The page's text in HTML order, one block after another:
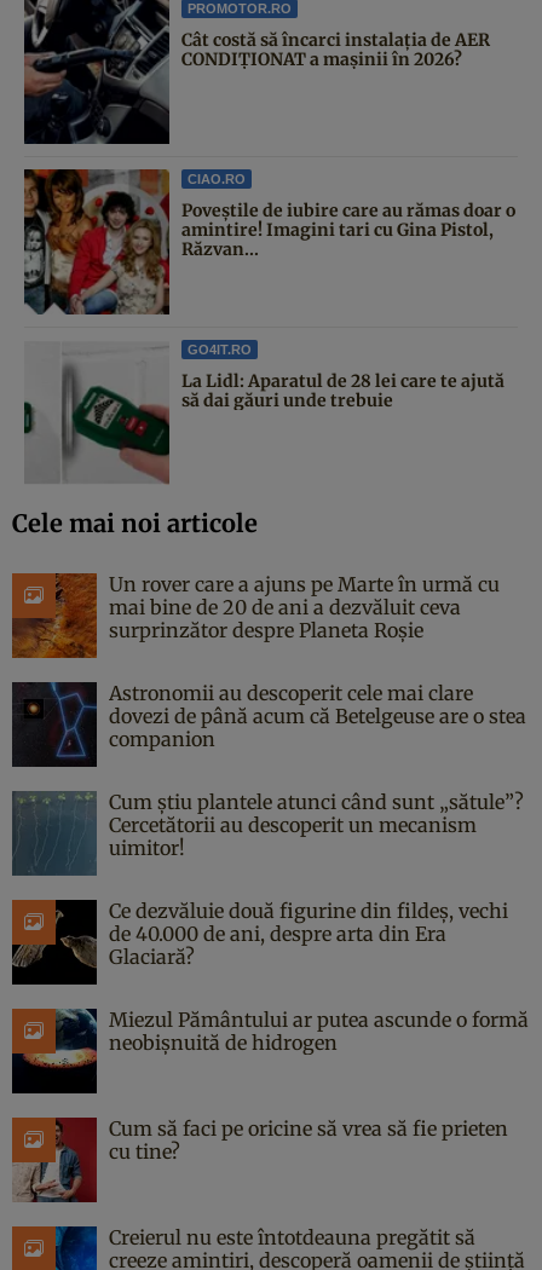
PROMOTOR.RO
Cât costă să încarci instalația de AER
CONDIȚIONAT a mașinii în 2026?
CIAO.RO
Poveştile de iubire care au rămas doar o
amintire! Imagini tari cu Gina Pistol,
Răzvan...
GO4IT.RO
La Lidl: Aparatul de 28 lei care te ajută
să dai găuri unde trebuie
Cele mai noi articole
Un rover care a ajuns pe Marte în urmă cu
mai bine de 20 de ani a dezvăluit ceva
surprinzător despre Planeta Roșie
Astronomii au descoperit cele mai clare
dovezi de până acum că Betelgeuse are o stea
companion
Cum știu plantele atunci când sunt „sătule”?
Cercetătorii au descoperit un mecanism
uimitor!
Ce dezvăluie două figurine din fildeș, vechi
de 40.000 de ani, despre arta din Era
Glaciară?
Miezul Pământului ar putea ascunde o formă
neobișnuită de hidrogen
Cum să faci pe oricine să vrea să fie prieten
cu tine?
Creierul nu este întotdeauna pregătit să
creeze amintiri, descoperă oamenii de știință